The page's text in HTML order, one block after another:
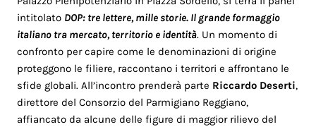
intitolato DOP: tre lettere, mille storie. Il grande formaggio
italiano tra mercato, territorio e identità. Un momento di
confronto per capire come le denominazioni di origine
proteggono le filiere, raccontano i territori e affrontano le
sfide globali. All’incontro prenderà parte Riccardo Deserti,
direttore del Consorzio del Parmigiano Reggiano,
affiancato da alcune delle figure di maggior rilievo del